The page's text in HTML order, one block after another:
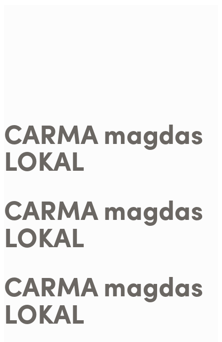
CARMA magdas
LOKAL
CARMA magdas
LOKAL
CARMA magdas
LOKAL